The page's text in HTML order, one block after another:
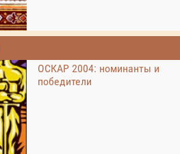
ОСКАР 2004: номинанты и
победители